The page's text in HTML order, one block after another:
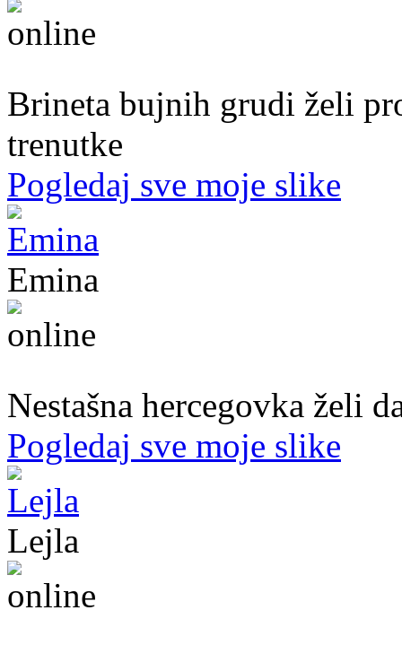
Brineta bujnih grudi želi
trenutke
Pogledaj sve moje slike
Emina
Nestašna hercegovka želi
Pogledaj sve moje slike
Lejla